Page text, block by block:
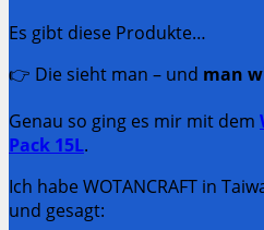
Es gibt diese Produkte…
👉 Die sieht man – und man
Genau so ging es mir mit dem
Pack 15L.
Ich habe WOTANCRAFT in
und gesagt: